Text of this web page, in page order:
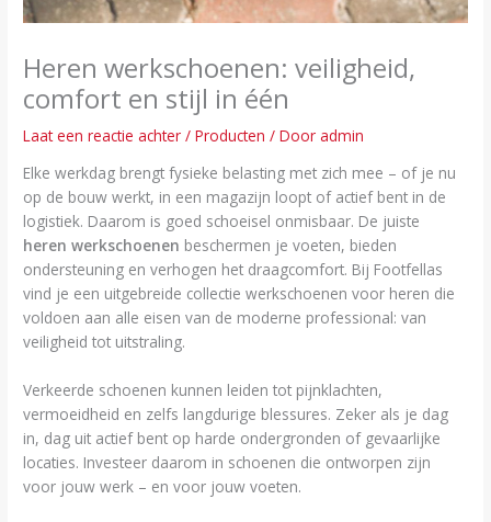
Heren werkschoenen: veiligheid,
comfort en stijl in één
Laat een reactie achter /Producten / Dooradmin
Elke werkdag brengt fysieke belasting met zich mee – of je nu
op de bouw werkt, in een magazijn loopt of actief bent in de
logistiek. Daarom is goed schoeisel onmisbaar. De juiste
heren werkschoenen beschermen je voeten, bieden
ondersteuning en verhogen het draagcomfort. Bij Footfellas
vind je een uitgebreide collectie werkschoenen voor heren die
voldoen aan alle eisen van de moderne professional: van
veiligheid tot uitstraling.
Verkeerde schoenen kunnen leiden tot pijnklachten,
vermoeidheid en zelfs langdurige blessures. Zeker als je dag
in, dag uit actief bent op harde ondergronden of gevaarlijke
locaties. Investeer daarom in schoenen die ontworpen zijn
voor jouw werk – en voor jouw voeten.